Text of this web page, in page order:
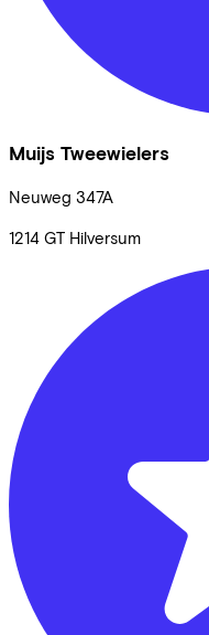
Muijs Tweewielers
Neuweg 347A
1214 GT Hilversum